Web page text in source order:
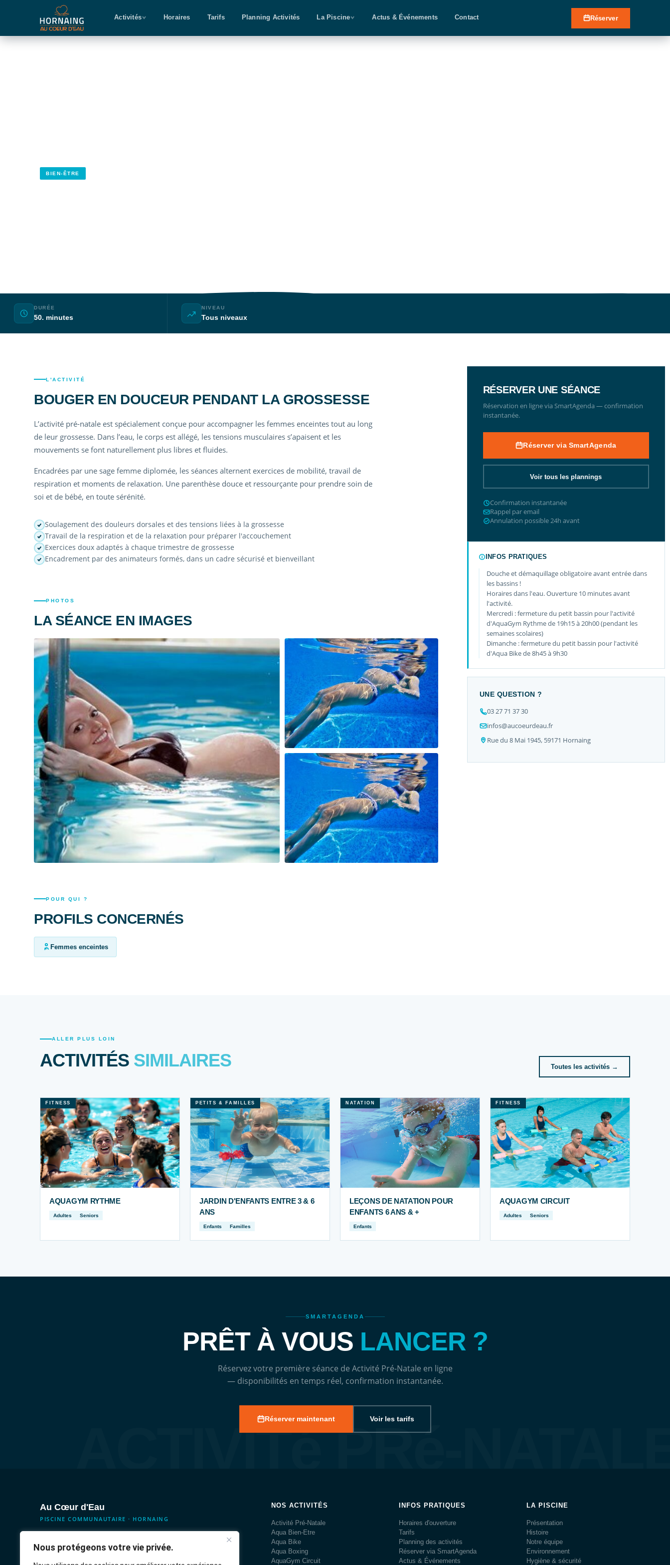
Nous protégeons votre vie privée.
Activités Horaires Tarifs Planning Activités La Piscine Actus & Événements Contact Réserver
BIEN-ÊTRE
DURÉE
50. minutes
NIVEAU
Tous niveaux
L'ACTIVITÉ
BOUGER EN DOUCEUR PENDANT LA GROSSESSE
L’activité pré-natale est spécialement conçue pour accompagner les femmes enceintes tout au long
de leur grossesse. Dans l’eau, le corps est allégé, les tensions musculaires s’apaisent et les
mouvements se font naturellement plus libres et fluides.
Encadrées par une sage femme diplomée, les séances alternent exercices de mobilité, travail de
respiration et moments de relaxation. Une parenthèse douce et ressourçante pour prendre soin de
soi et de bébé, en toute sérénité.
Soulagement des douleurs dorsales et des tensions liées à la grossesse
Travail de la respiration et de la relaxation pour préparer l'accouchement
Exercices doux adaptés à chaque trimestre de grossesse
Encadrement par des animateurs formés, dans un cadre sécurisé et bienveillant
PHOTOS
LA SÉANCE EN IMAGES
POUR QUI ?
PROFILS CONCERNÉS
Femmes enceintes
RÉSERVER UNE SÉANCE
Réservation en ligne via SmartAgenda — confirmation
instantanée.
Réserver via SmartAgenda
Voir tous les plannings
Confirmation instantanée
Rappel par email
Annulation possible 24h avant
INFOS PRATIQUES
Douche et démaquillage obligatoire avant entrée dans
les bassins !
Horaires dans l'eau. Ouverture 10 minutes avant
l'activité.
Mercredi : fermeture du petit bassin pour l'activité
d'AquaGym Rythme de 19h15 à 20h00 (pendant les
semaines scolaires)
Dimanche : fermeture du petit bassin pour l'activité
d'Aqua Bike de 8h45 à 9h30
UNE QUESTION ?
03 27 71 37 30
infos@aucoeurdeau.fr
Rue du 8 Mai 1945, 59171 Hornaing
ALLER PLUS LOIN
ACTIVITÉS SIMILAIRES Toutes les activités →
FITNESS
AQUAGYM RYTHME
Adultes Seniors
PETITS & FAMILLES
JARDIN D'ENFANTS ENTRE 3 & 6
ANS
Enfants Familles
NATATION
LEÇONS DE NATATION POUR
ENFANTS 6 ANS & +
Enfants
FITNESS
AQUAGYM CIRCUIT
Adultes Seniors
ACTIVITé PRé-
SMARTAGENDA
PRÊT À VOUS LANCER ?
Réservez votre première séance de Activité Pré-Natale en ligne
— disponibilités en temps réel, confirmation instantanée.
Réserver maintenant Voir les tarifs
Au Cœur d'Eau
PISCINE COMMUNAUTAIRE · HORNAING
Votre piscine communautaire au cœur de l'Ostrevent. 14 activités
aquatiques pour tous les âges, tous les niveaux, tous les profils.
NOS ACTIVITÉS
Activité Pré-Natale
Aqua Bien-Etre
Aqua Bike
Aqua Boxing
AquaGym Circuit
INFOS PRATIQUES
Horaires d'ouverture
Tarifs
Planning des activités
Réserver via SmartAgenda
Actus & Événements
LA PISCINE
Présentation
Histoire
Notre équipe
Environnement
Hygiène & sécurité